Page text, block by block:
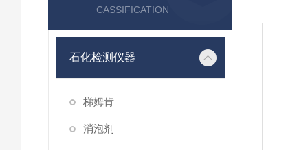
CASSIFICATION
石化检测仪器
梯姆肯
消泡剂